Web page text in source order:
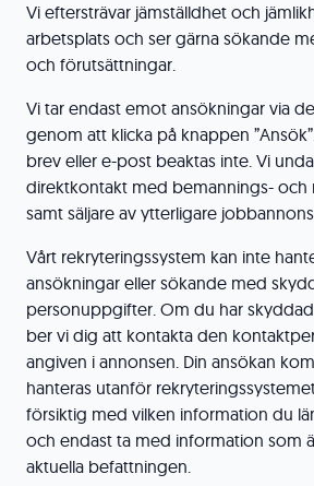
Vi eftersträvar jämställdhet och
arbetsplats och ser gärna sökande
och förutsättningar.
Vi tar endast emot ansökningar via
genom att klicka på knappen
brev eller e-post beaktas inte. Vi
direktkontakt med bemannings- och
samt säljare av ytterligare
Vårt rekryteringssystem kan inte
ansökningar eller sökande med
personuppgifter. Om du har
ber vi dig att kontakta den
angiven i annonsen. Din ansökan
hanteras utanför
försiktig med vilken information du
och endast ta med information som
aktuella befattningen.